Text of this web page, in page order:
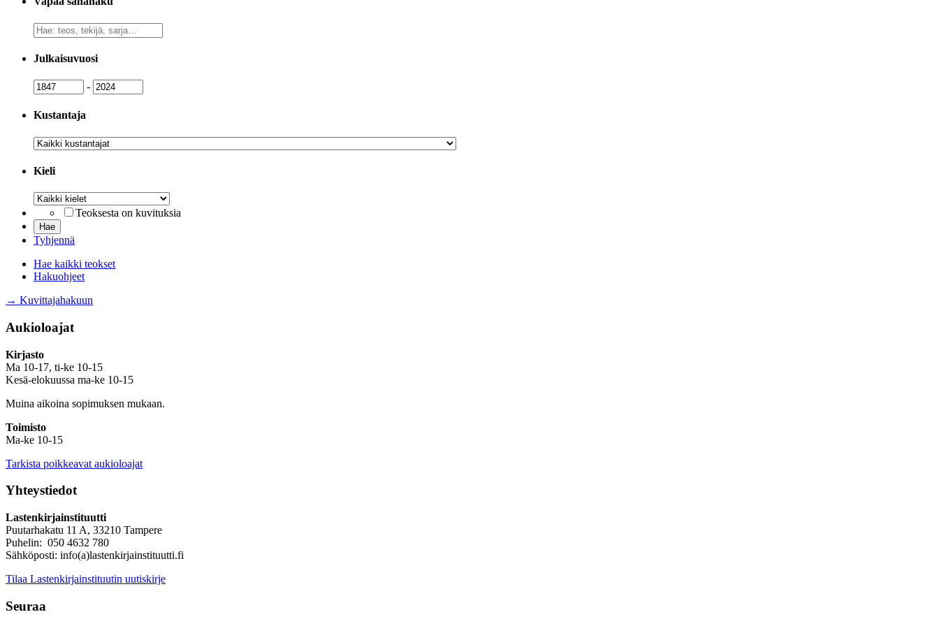
Vapaa
sanahaku
Julkaisuvuosi
Julkaisuvuosi
- Julkaisuvuosi
Kustantaja
Kustantaja
Kieli
Kieli
Teoksesta on kuvituksia
Tyhjennä
Hae kaikki teokset
Hakuohjeet
→ Kuvittajahakuun
Aukioloajat
Kirjasto
Ma 10-17, ti-ke 10-15
Kesä-elokuussa ma-ke 10-15
Muina aikoina sopimuksen mukaan.
Toimisto
Ma-ke 10-15
Tarkista poikkeavat aukioloajat
Yhteystiedot
Lastenkirjainstituutti
Puutarhakatu 11 A, 33210 Tampere
Puhelin: 050 4632 780
Sähköposti: info(a)lastenkirjainstituutti.fi
Tilaa Lastenkirjainstituutin uutiskirje
Seuraa